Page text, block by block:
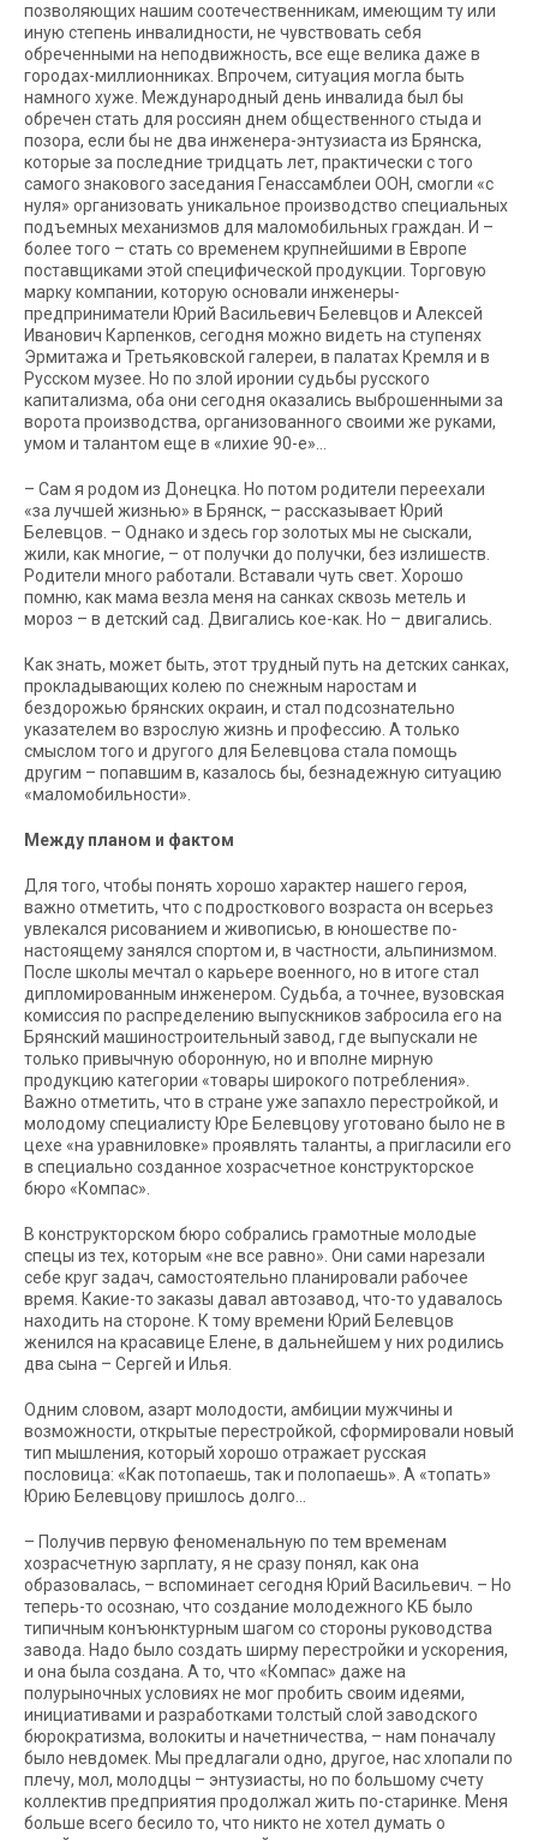
позволяющих нашим соотечественникам, имеющим ту или
иную степень инвалидности, не чувствовать себя
обреченными на неподвижность, все еще велика даже в
городах-миллионниках. Впрочем, ситуация могла быть
намного хуже. Международный день инвалида был бы
обречен стать для россиян днем общественного стыда и
позора, если бы не два инженера-энтузиаста из Брянска,
которые за последние тридцать лет, практически с того
самого знакового заседания Генассамблеи ООН, смогли «с
нуля» организовать уникальное производство специальных
подъемных механизмов для маломобильных граждан. И –
более того – стать со временем крупнейшими в Европе
поставщиками этой специфической продукции. Торговую
марку компании, которую основали инженеры-
предприниматели Юрий Васильевич Белевцов и Алексей
Иванович Карпенков, сегодня можно видеть на ступенях
Эрмитажа и Третьяковской галереи, в палатах Кремля и в
Русском музее. Но по злой иронии судьбы русского
капитализма, оба они сегодня оказались выброшенными за
ворота производства, организованного своими же руками,
умом и талантом еще в «лихие 90-е»…
– Сам я родом из Донецка. Но потом родители переехали
«за лучшей жизнью» в Брянск, – рассказывает Юрий
Белевцов. – Однако и здесь гор золотых мы не сыскали,
жили, как многие, – от получки до получки, без излишеств.
Родители много работали. Вставали чуть свет. Хорошо
помню, как мама везла меня на санках сквозь метель и
мороз – в детский сад. Двигались кое-как. Но – двигались.
Как знать, может быть, этот трудный путь на детских санках,
прокладывающих колею по снежным наростам и
бездорожью брянских окраин, и стал подсознательно
указателем во взрослую жизнь и профессию. А только
смыслом того и другого для Белевцова стала помощь
другим – попавшим в, казалось бы, безнадежную ситуацию
«маломобильности».
Между планом и фактом
Для того, чтобы понять хорошо характер нашего героя,
важно отметить, что с подросткового возраста он всерьез
увлекался рисованием и живописью, в юношестве по-
настоящему занялся спортом и, в частности, альпинизмом.
После школы мечтал о карьере военного, но в итоге стал
дипломированным инженером. Судьба, а точнее, вузовская
комиссия по распределению выпускников забросила его на
Брянский машиностроительный завод, где выпускали не
только привычную оборонную, но и вполне мирную
продукцию категории «товары широкого потребления».
Важно отметить, что в стране уже запахло перестройкой, и
молодому специалисту Юре Белевцову уготовано было не в
цехе «на уравниловке» проявлять таланты, а пригласили его
в специально созданное хозрасчетное конструкторское
бюро «Компас».
В конструкторском бюро собрались грамотные молодые
спецы из тех, которым «не все равно». Они сами нарезали
себе круг задач, самостоятельно планировали рабочее
время. Какие-то заказы давал автозавод, что-то удавалось
находить на стороне. К тому времени Юрий Белевцов
женился на красавице Елене, в дальнейшем у них родились
два сына – Сергей и Илья.
Одним словом, азарт молодости, амбиции мужчины и
возможности, открытые перестройкой, сформировали новый
тип мышления, который хорошо отражает русская
пословица: «Как потопаешь, так и полопаешь». А «топать»
Юрию Белевцову пришлось долго…
– Получив первую феноменальную по тем временам
хозрасчетную зарплату, я не сразу понял, как она
образовалась, – вспоминает сегодня Юрий Васильевич. – Но
теперь-то осознаю, что создание молодежного КБ было
типичным конъюнктурным шагом со стороны руководства
завода. Надо было создать ширму перестройки и ускорения,
и она была создана. А то, что «Компас» даже на
полурыночных условиях не мог пробить своим идеями,
инициативами и разработками толстый слой заводского
бюрократизма, волокиты и начетничества, – нам поначалу
было невдомек. Мы предлагали одно, другое, нас хлопали по
плечу, мол, молодцы – энтузиасты, но по большому счету
коллектив предприятия продолжал жить по-старинке. Меня
больше всего бесило то, что никто не хотел думать о